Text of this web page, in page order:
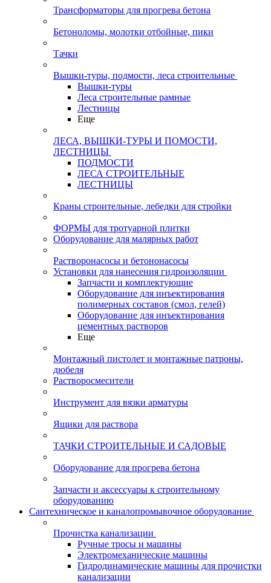
Трансформаторы для прогрева бетона
Бетоноломы, молотки отбойные, пики
Тачки
Вышки-туры, подмости, леса строительные
Вышки-туры
Леса строительные рамные
Лестницы
Еще
ЛЕСА, ВЫШКИ-ТУРЫ И ПОМОСТИ,
ЛЕСТНИЦЫ
ПОДМОСТИ
ЛЕСА СТРОИТЕЛЬНЫЕ
ЛЕСТНИЦЫ
Краны строительные, лебедки для стройки
ФОРМЫ для тротуарной плитки
Оборудование для малярных работ
Растворонасосы и бетононасосы
Установки для нанесения гидроизоляции
Запчасти и комплектующие
Оборудование для инъектирования
полимерных составов (смол, гелей)
Оборудование для инъектирования
цементных растворов
Еще
Монтажный пистолет и монтажные патроны,
дюбеля
Растворосмесители
Инструмент для вязки арматуры
Ящики для раствора
ТАЧКИ СТРОИТЕЛЬНЫЕ И САДОВЫЕ
Оборудование для прогрева бетона
Запчасти и аксессуары к строительному
оборудованию
Сантехническое и каналопромывочное оборудование
Прочистка канализации
Ручные тросы и машины
Электромеханические машины
Гидродинамические машины для прочистки
канализации